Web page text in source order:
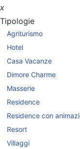
x
Tipologie
Agriturismo
Hotel
Casa Vacanze
Dimore Charme
Masserie
Residence
Residence con
Resort
Villaggi